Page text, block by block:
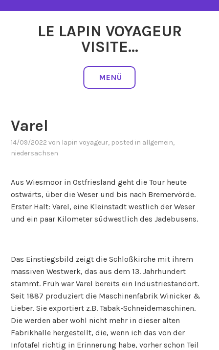
LE LAPIN VOYAGEUR
VISITE…
MENÜ
Varel
14/09/2022 von lapin voyageur, posted in allgemein,
niedersachsen
Aus Wiesmoor in Ostfriesland geht die Tour heute
ostwärts, über die Weser und bis nach Bremervörde.
Erster Halt: Varel, eine Kleinstadt westlich der Weser
und ein paar Kilometer südwestlich des Jadebusens.
Das Einstiegsbild zeigt die Schloßkirche mit ihrem
massiven Westwerk, das aus dem 13. Jahrhundert
stammt. Früh war Varel bereits ein Industriestandort.
Seit 1887 produziert die Maschinenfabrik Winicker &
Lieber. Sie exportiert z.B. Tabak-Schneidemaschinen.
Die werden aber wohl nicht mehr in dieser alten
Fabrikhalle hergestellt, die, wenn ich das von der
Infotafel richtig in Erinnerung habe, vorher schon Teil